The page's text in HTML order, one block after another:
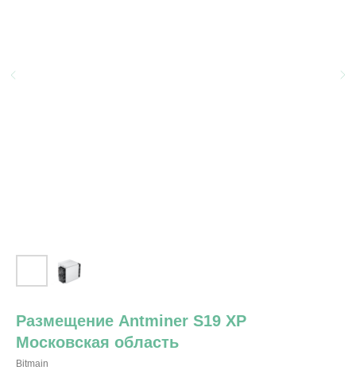
Размещение Antminer S19 XP
Московская область
Bitmain